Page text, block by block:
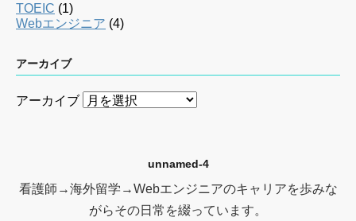
TOEIC (1)
Webエンジニア (4)
アーカイブ
アーカイブ
unnamed-4
看護師→海外留学→Webエンジニアのキャリアを歩みな
がらその日常を綴っています。